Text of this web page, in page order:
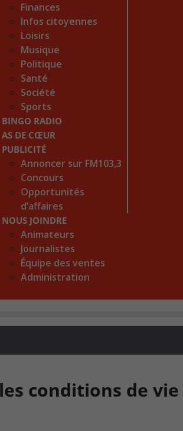
Finances
Infos citoyennes
Loisirs
Musique
Politique
Santé
Société
Sports
BINGO RADIO
AS DE CŒUR
PUBLICITÉ
Annoncer sur FM103,3
Concours
Opportunités
d’affaires
NOUS JOINDRE
Animateurs
Journalistes
Équipe des ventes
Administration
conditions de vie